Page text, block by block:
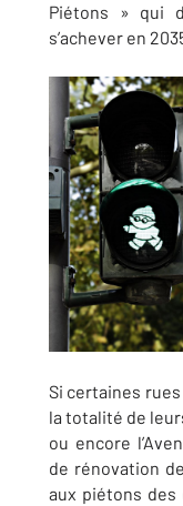
Piétons » qui
s’achever en
Si certaines
la totalité de
ou encore
de rénovation
aux piétons des